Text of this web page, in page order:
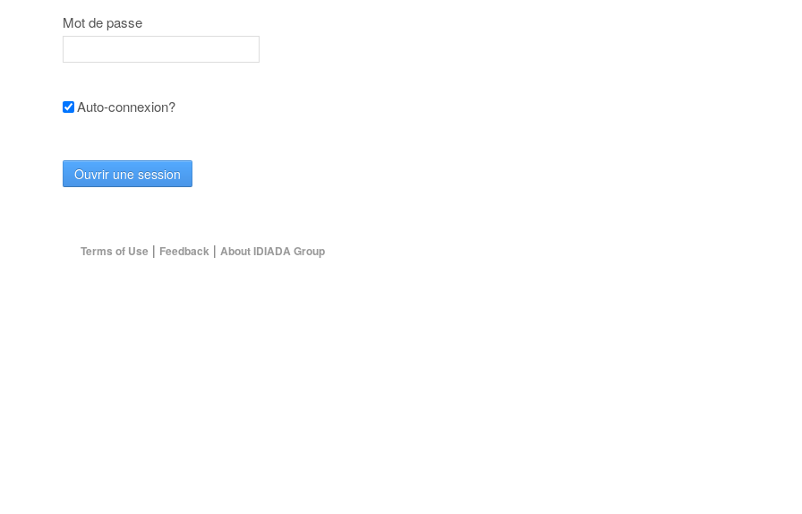
Mot de passe
Auto-connexion?
Ouvrir une session
Terms of Use | Feedback | About IDIADA Group